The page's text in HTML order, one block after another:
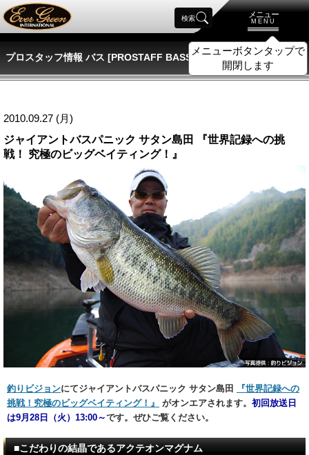
メニュー
MENU
メニューボタンタップで
開閉します
検索
プロスタッフ情報 バス [PROSTAFF BASS]
2010.09.27 (月)
ジャイアントバスパニック サタン島田 『世界記録への挑
戦！ 究極のビッグベイティング！』
釣りビジョンにてジャイアントバスパニック サタン島田
『世界記録への
挑戦！究極のビッグベイティング！』
がオンエアされます。 初回放送日
は9月28日（火）13:00～です。ぜひご覧ください。
■こだわりの結晶であるアクテオンマグナム